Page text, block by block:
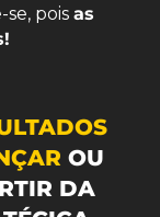
pois as
OU
DA